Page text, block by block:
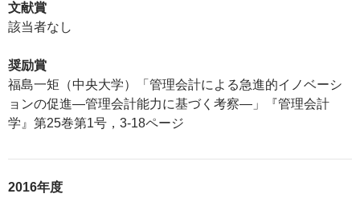
文献賞
該当者なし
奨励賞
福島一矩（中央大学）「管理会計による急進的イノベーシ
ョンの促進―管理会計能力に基づく考察―」『管理会計
学』第25巻第1号，3-18ページ
2016年度